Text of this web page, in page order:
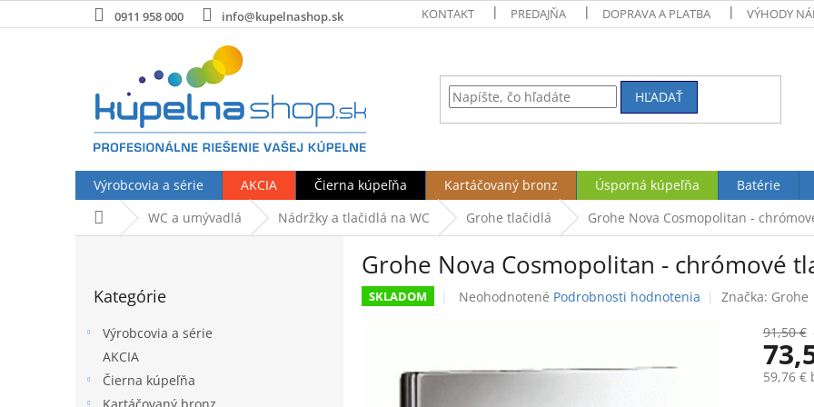
na
0911 958 000 info@kupelnashop.sk KONTAKT PREDAJŇA DOPRAVA A PLATBA VÝHODY
HĽADAŤ
Výrobcovia a série AKCIA Čierna kúpeľňa Kartáčovaný bronz Úsporná kúpeľňa Batérie
DomovWC a umývadlá Nádržky a tlačidlá na WC Grohe tlačidlá Grohe Nova Cosmopolitan -
kategórie
Kategórie
Výrobcovia a série
AKCIA
Čierna kúpeľňa
Grohe Nova Cosmopolitan - chrómové
SKLADOM
Priemerné
Neohodnotené Podrobnosti hodnotenia Značka: Grohe
91,50 €
59,76 €